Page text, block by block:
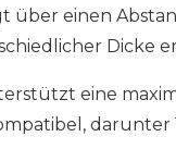
über einen
Dicke
eine
darunter